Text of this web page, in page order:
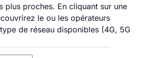
plus proches. En cliquant sur une
le ou les opérateurs
de réseau disponibles (4G, 5G